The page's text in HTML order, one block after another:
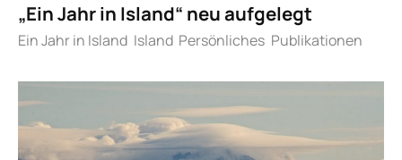
„Ein Jahr in Island“ neu aufgelegt
Ein Jahr in Island Island Persönliches Publikationen